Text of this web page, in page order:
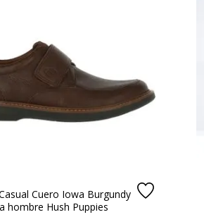
Cuero Iowa Burgundy
hombre Hush Puppies